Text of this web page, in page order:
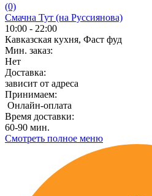
(0)
Смачна Тут (на Руссиянова)
10:00 - 22:00
Кавказская кухня, Фаст фуд
Мин. заказ:
Нет
Доставка:
зависит от адреса
Принимаем:
Онлайн-оплата
Время доставки:
60-90 мин.
Смотреть полное меню